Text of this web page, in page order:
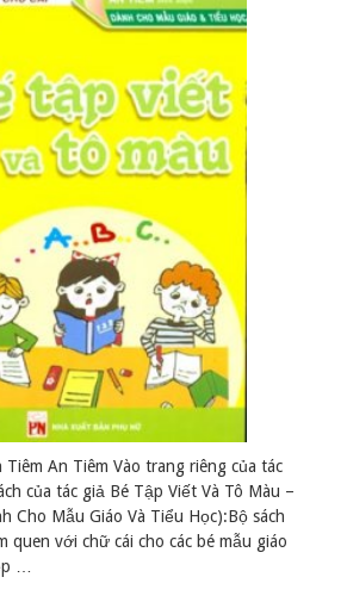
An Tiêm Vào trang riêng của tác
của tác giả Bé Tập Viết Và Tô Màu –
Cho Mẫu Giáo Và Tiểu Học):Bộ sách
quen với chữ cái cho các bé mẫu giáo
…